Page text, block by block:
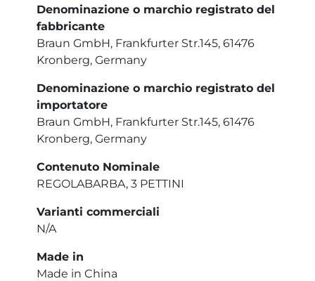
Denominazione o marchio registrato del
fabbricante
Braun GmbH, Frankfurter Str.145, 61476
Kronberg, Germany
Denominazione o marchio registrato del
importatore
Braun GmbH, Frankfurter Str.145, 61476
Kronberg, Germany
Contenuto Nominale
REGOLABARBA, 3 PETTINI
Varianti commerciali
N/A
Made in
Made in China